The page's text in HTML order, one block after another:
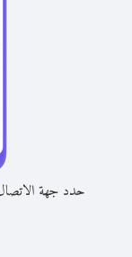
حدد جهة